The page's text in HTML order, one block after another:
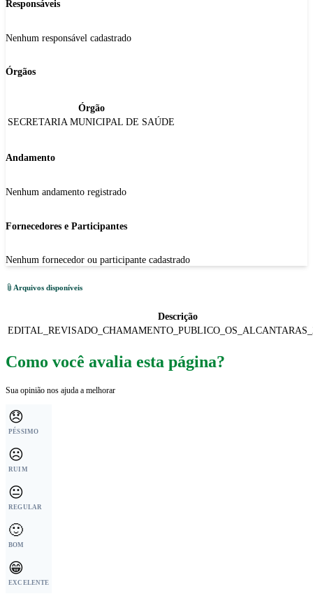
Responsáveis
Nenhum responsável cadastrado
Órgãos
Órgão
SECRETARIA MUNICIPAL DE SAÚDE
Andamento
Nenhum andamento registrado
Fornecedores e Participantes
Nenhum fornecedor ou participante cadastrado
Arquivos disponíveis
Descrição
Como você avalia esta página?
Sua opinião nos ajuda a melhorar
😞
PÉSSIMO
☹️
RUIM
😐
REGULAR
🙂
BOM
😁
EXCELENTE